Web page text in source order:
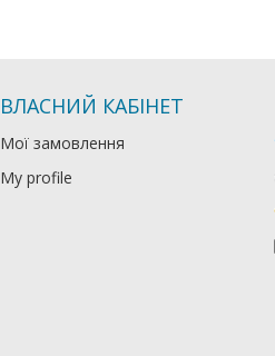
ВЛАСНИЙ КАБІНЕТ
Мої замовлення
My profile